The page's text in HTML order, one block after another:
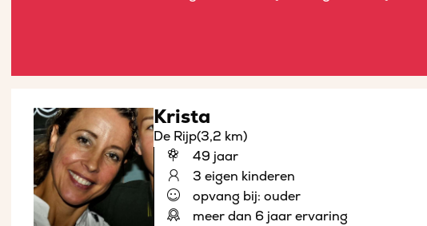
Krista
De Rijp(3,2 km)
49 jaar
3 eigen kinderen
opvang bij: ouder
meer dan 6 jaar ervaring